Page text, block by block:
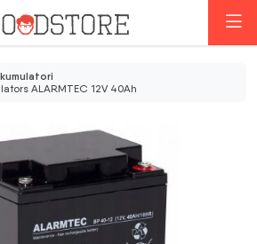
ALARMTEC 12V 40Ah